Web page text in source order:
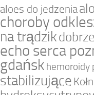
aloes do jedzenia
choroby
na trądzik
echo serca
gdańsk hemoroidy
stabilizujące